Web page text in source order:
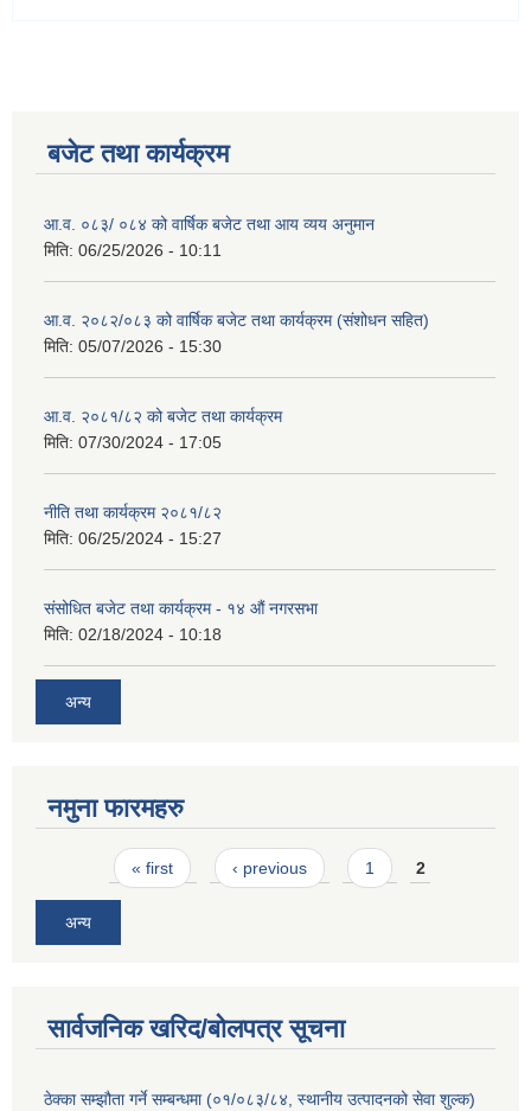
बजेट तथा कार्यक्रम
आ.व. ०८३/ ०८४ को वार्षिक बजेट तथा आय व्यय अनुमान
मिति: 06/25/2026 - 10:11
आ.व. २०८२/०८३ को वार्षिक बजेट तथा कार्यक्रम (संशोधन सहित)
मिति: 05/07/2026 - 15:30
आ.व. २०८१/८२ को बजेट तथा कार्यक्रम
मिति: 07/30/2024 - 17:05
नीति तथा कार्यक्रम २०८१/८२
मिति: 06/25/2024 - 15:27
संसोधित बजेट तथा कार्यक्रम - १४ औं नगरसभा
मिति: 02/18/2024 - 10:18
अन्य
नमुना फारमहरु
Pages« first ‹ previous 1 2
अन्य
सार्वजनिक खरिद/बोलपत्र सूचना
ठेक्का सम्झौता गर्ने सम्बन्धमा (०१/०८३/८४, स्थानीय उत्पादनको सेवा शुल्क)